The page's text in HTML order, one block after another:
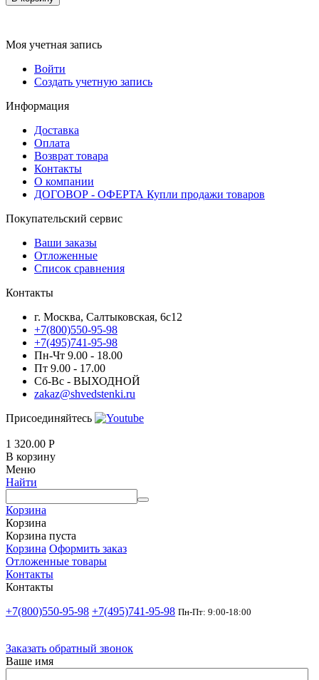
Моя учетная запись
Войти
Создать учетную запись
Информация
Доставка
Оплата
Возврат товара
Контакты
О компании
ДОГОВОР - ОФЕРТА Купли продажи товаров
Покупательский сервис
Ваши заказы
Отложенные
Список сравнения
Контакты
г. Москва, Салтыковская, 6с12
+7(800)550-95-98
+7(495)741-95-98
Пн-Чт 9.00 - 18.00
Пт 9.00 - 17.00
Сб-Вс - ВЫХОДНОЙ
zakaz@shvedstenki.ru
Присоединяйтесь
1 320.00 Р
В корзину
Меню
Найти
Корзина
Корзина
Корзина пуста
Корзина Оформить заказ
Отложенные товары
Контакты
Контакты
+7(800)550-95-98 +7(495)741-95-98 Пн-Пт: 9:00-18:00
Заказать обратный звонок
Ваше имя